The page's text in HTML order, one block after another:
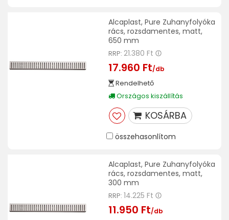
Alcaplast, Pure Zuhanyfolyóka
rács, rozsdamentes, matt,
650 mm
RRP: 21.380 Ft
17.960 Ft/db
Rendelhető
Országos kiszállítás
KOSÁRBA
összehasonlítom
Alcaplast, Pure Zuhanyfolyóka
rács, rozsdamentes, matt,
300 mm
RRP: 14.225 Ft
11.950 Ft/db